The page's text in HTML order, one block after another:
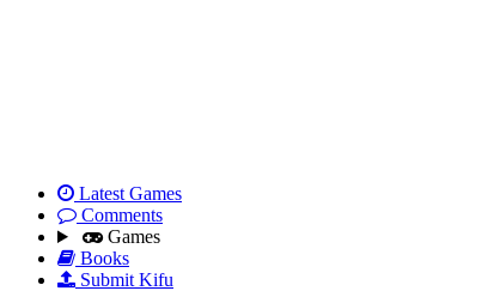
Latest Games
Comments
Games
Books
Submit Kifu